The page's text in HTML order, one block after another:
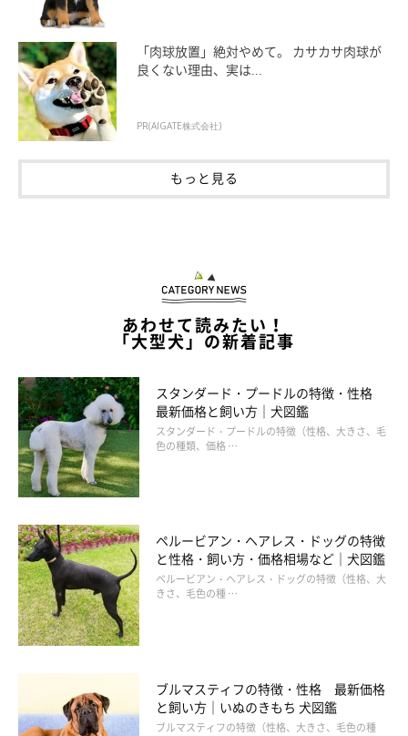
「肉球放置」絶対やめて。 カサカサ肉球が
良くない理由、実は...
PR(AIGATE株式会社)
もっと見る
あわせて読みたい！
「大型犬」の新着記事
スタンダード・プードルの特徴・性格
最新価格と飼い方｜犬図鑑
スタンダード・プードルの特徴（性格、大きさ、毛
色の種類、価格 …
ペルービアン・ヘアレス・ドッグの特徴
と性格・飼い方・価格相場など｜犬図鑑
ペルービアン・ヘアレス・ドッグの特徴（性格、大
きさ、毛色の種 …
ブルマスティフの特徴・性格 最新価格
と飼い方｜いぬのきもち 犬図鑑
ブルマスティフの特徴（性格、大きさ、毛色の種